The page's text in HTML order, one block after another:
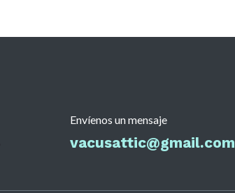
Envíenos un mensaje
vacusattic@gmail.com